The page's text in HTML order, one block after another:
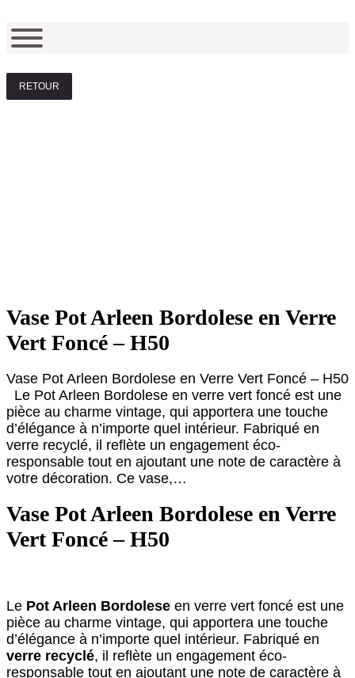
RETOUR
Vase Pot Arleen Bordolese en Verre
Vert Foncé – H50
Vase Pot Arleen Bordolese en Verre Vert Foncé – H50
Le Pot Arleen Bordolese en verre vert foncé est une
pièce au charme vintage, qui apportera une touche
d’élégance à n’importe quel intérieur. Fabriqué en
verre recyclé, il reflète un engagement éco-
responsable tout en ajoutant une note de caractère à
votre décoration. Ce vase,…
Vase Pot Arleen Bordolese en Verre
Vert Foncé – H50
Le Pot Arleen Bordolese en verre vert foncé est une
pièce au charme vintage, qui apportera une touche
d’élégance à n’importe quel intérieur. Fabriqué en
verre recyclé, il reflète un engagement éco-
responsable tout en ajoutant une note de caractère à